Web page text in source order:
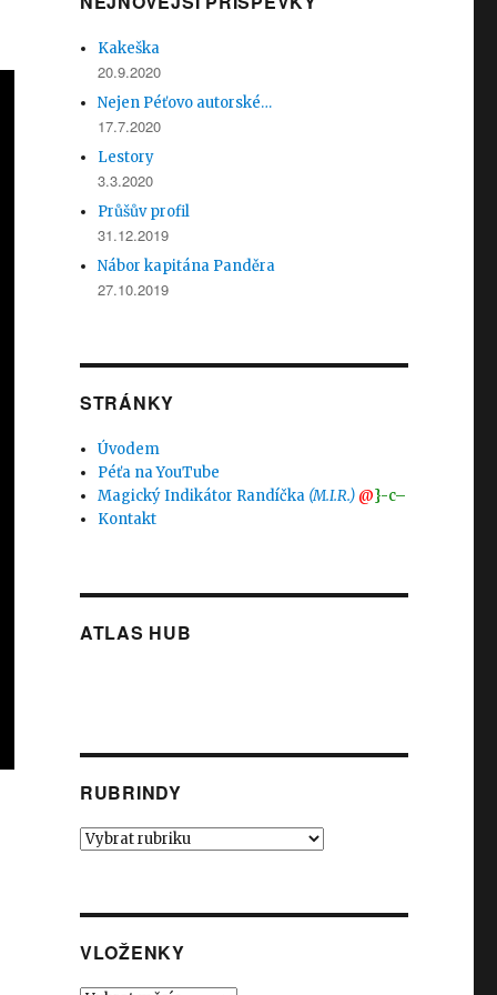
Kakeška
20.9.2020
Nejen Péťovo autorské…
17.7.2020
Lestory
3.3.2020
Průšův profil
31.12.2019
Nábor kapitána Panděra
27.10.2019
STRÁNKY
Úvodem
Péťa na YouTube
Magický Indikátor Randíčka (M.I.R.) @}-c–
Kontakt
ATLAS HUB
RUBRINDY
Rubrindy
VLOŽENKY